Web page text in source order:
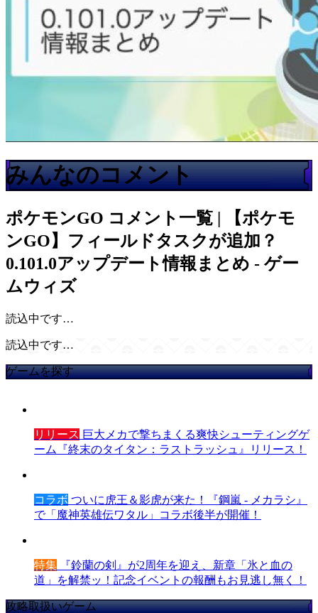
みんなのコメント
ポケモンGO コメント一覧 | 【ポケモ
ンGO】フィールドタスクが追加？
0.101.0アップデート情報まとめ - ゲー
ムウィズ
読込中です…
読込中です…
ゲームを探す
リリース 巨大メカで撃ちまくる爽快シューティングゲ
ーム『終末のタイタン：ラストラッシュ』リリース！
コラボ ついに虎王＆影虎が来た！『鋼嵐 - メカラシ』
で「魔神英雄伝ワタル」コラボ後半が開催！
特集 『鈴蘭の剣』が2周年を迎え、新章「氷と血の
道」を解禁ッ！記念イベントの報酬もお見逃し無く！
攻略取扱いゲーム